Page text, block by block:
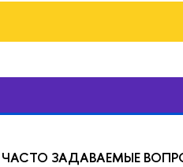
ЧАСТО ЗАДАВАЕМЫЕ